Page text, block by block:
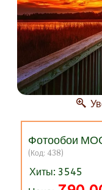
Фотообои
(Код: 438)
Хиты: 3545